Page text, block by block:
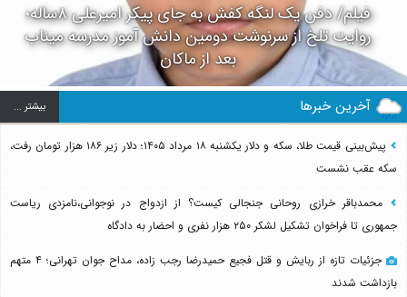
فیلم/ دفن یک لنگه کفش به جای پیکر امیرعلی ۸ساله؛
روایت تلخ از سرنوشت دومین دانش آموز مدرسه میناب
بعد از ماکان
آخرین خبرها بيشتر ...
پیش‌بینی قیمت طلا، سکه و دلار یکشنبه ۱۸ مرداد ۱۴۰۵؛ دلار زیر ۱۸۶ هزار تومان رفت،
سکه عقب نشست
محمدباقر خرازی روحانی جنجالی کیست؟ از ازدواج در نوجوانی،نامزدی ریاست
جمهوری تا فراخوان تشکیل لشکر ۲۵۰ هزار نفری و احضار به دادگاه
جزئیات تازه از ربایش و قتل فجیع حمیدرضا رجب زاده، مداح جوان تهرانی؛ ۴ متهم
بازداشت شدند